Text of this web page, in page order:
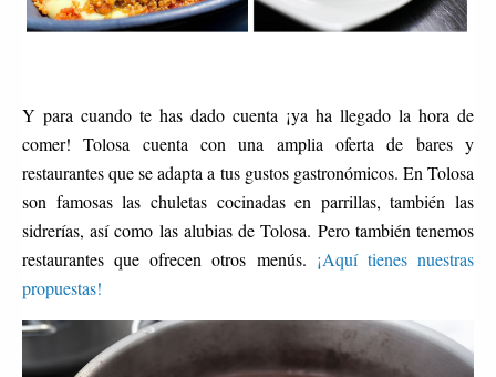
Y para cuando te has dado cuenta ¡ya ha llegado la hora de
comer! Tolosa cuenta con una amplia oferta de bares y
restaurantes que se adapta a tus gustos gastronómicos. En Tolosa
son famosas las chuletas cocinadas en parrillas, también las
sidrerías, así como las alubias de Tolosa. Pero también tenemos
restaurantes que ofrecen otros menús. ¡Aquí tienes nuestras
propuestas!